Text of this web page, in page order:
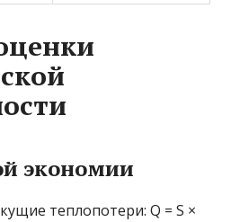
экономии
теплопотери: Q = S ×